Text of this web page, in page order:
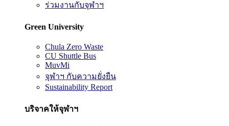
ร่วมงานกับจุฬาฯ
Green University
Chula Zero Waste
CU Shuttle Bus
MuvMi
จุฬาฯ กับความยั่งยืน
Sustainability Report
บริจาคให้จุฬาฯ